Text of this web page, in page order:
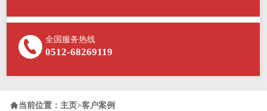
全国服务热线
0512-68269119
当前位置： 主页>客户案例